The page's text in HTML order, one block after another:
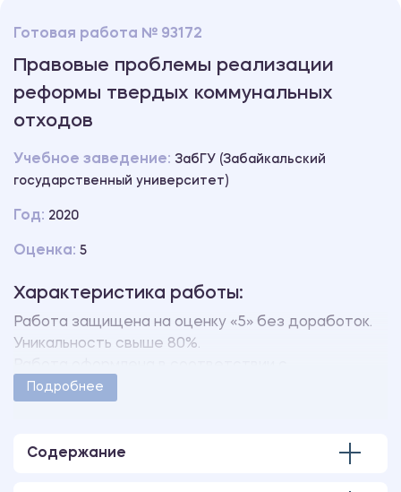
Готовая работа № 93172
Правовые проблемы реализации
реформы твердых коммунальных
отходов
Учебное заведение: ЗабГУ (Забайкальский
государственный университет)
Год: 2020
Оценка: 5
Характеристика работы:
Работа защищена на оценку «5» без доработок.
Уникальность свыше 80%.
методическими указаниями учебного заведения.
Подробнее
Содержание